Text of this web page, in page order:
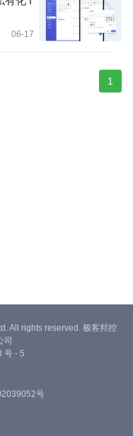
06-17
1
All rights reserved. 极客邦控
司
号 - 5
号